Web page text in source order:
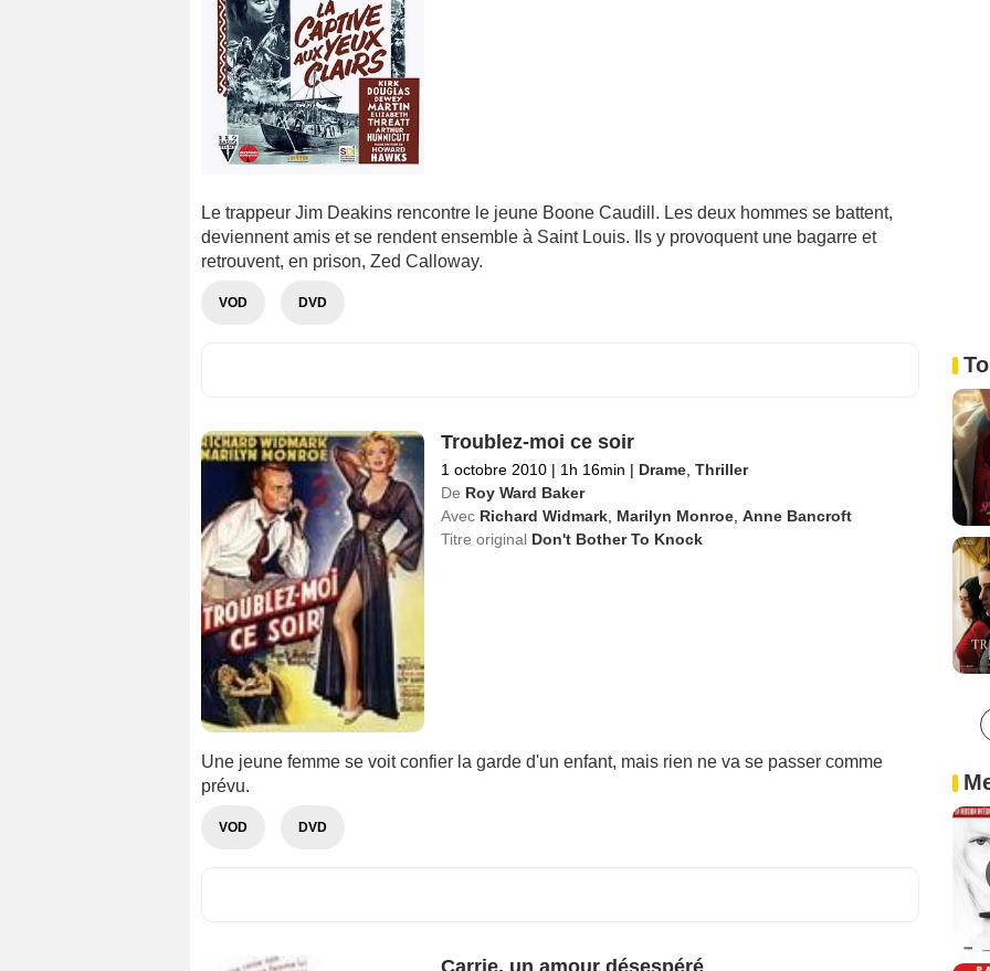
Le trappeur Jim Deakins rencontre le jeune Boone Caudill. Les deux hommes se battent,
deviennent amis et se rendent ensemble à Saint Louis. Ils y provoquent une bagarre et
retrouvent, en prison, Zed Calloway.
VOD DVD
Troublez-moi ce soir
1 octobre 2010 | 1h 16min | Drame, Thriller
De Roy Ward Baker
Avec Richard Widmark, Marilyn Monroe, Anne Bancroft
Titre original Don't Bother To Knock
Une jeune femme se voit confier la garde d'un enfant, mais rien ne va se passer comme
prévu.
VOD DVD